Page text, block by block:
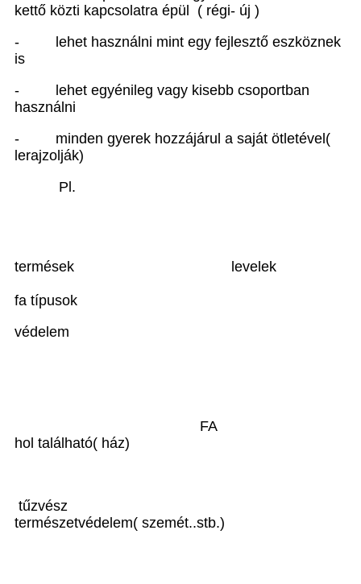
kettő közti kapcsolatra épül ( régi- új )
- lehet használni mint egy fejlesztő eszköznek
is
- lehet egyénileg vagy kisebb csoportban
használni
- minden gyerek hozzájárul a saját ötletével(
lerajzolják)
Pl.
termések levelek
fa típusok
védelem
FA
hol található( ház)
tűzvész
természetvédelem( szemét..stb.)